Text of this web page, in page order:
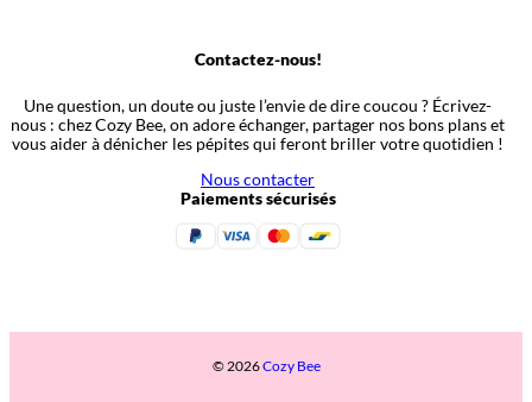
Contactez-nous!
Une question, un doute ou juste l’envie de dire coucou ? Écrivez-
nous : chez Cozy Bee, on adore échanger, partager nos bons plans et
vous aider à dénicher les pépites qui feront briller votre quotidien !
Nous contacter
Paiements sécurisés
© 2026Cozy Bee